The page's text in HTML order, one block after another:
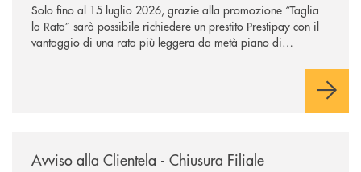
Solo fino al 15 luglio 2026, grazie alla promozione “Taglia
la Rata” sarà possibile richiedere un prestito Prestipay con il
vantaggio di una rata più leggera da metà piano di
Avviso alla Clientela - Chiusura Filiale